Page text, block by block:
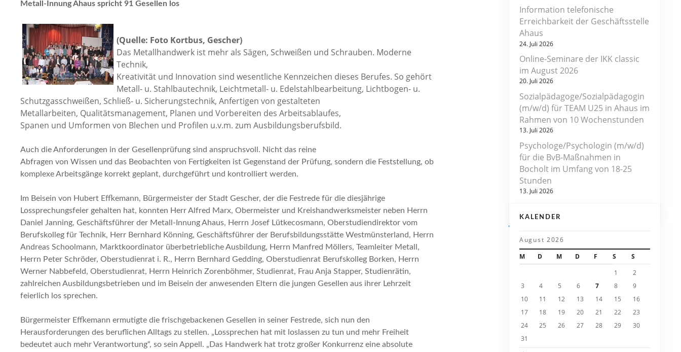
Metall-Innung Ahaus spricht 91 Gesellen los
(Quelle: Foto Kortbus, Gescher)
Das Metallhandwerk ist mehr als Sägen, Schweißen und Schrauben. Moderne
Technik,
Kreativität und Innovation sind wesentliche Kennzeichen dieses Berufes. So gehört
Metall- u. Stahlbautechnik, Leichtmetall- u. Edelstahlbearbeitung, Lichtbogen- u.
Schutzgasschweißen, Schließ- u. Sicherungstechnik, Anfertigen von gestalteten
Metallarbeiten, Qualitätsmanagement, Planen und Vorbereiten des Arbeitsablaufes,
Spanen und Umformen von Blechen und Profilen u.v.m. zum Ausbildungsberufsbild.
Auch die Anforderungen in der Gesellenprüfung sind anspruchsvoll. Nicht das reine
Abfragen von Wissen und das Beobachten von Fertigkeiten ist Gegenstand der Prüfung, sondern die Feststellung, ob
komplexe Arbeitsgänge korrekt geplant, durchgeführt und kontrolliert werden.
Im Beisein von Hubert Effkemann, Bürgermeister der Stadt Gescher, der die Festrede für die diesjährige
Lossprechungsfeier gehalten hat, konnten Herr Alfred Marx, Obermeister und Kreishandwerksmeister neben Herrn
Daniel Janning, Geschäftsführer der Metall-Innung Ahaus, Herrn Josef Lütkecosmann, Oberstudiendirektor vom
Berufskolleg für Technik, Herr Bernhard Könning, Geschäftsführer der Berufsbildungsstätte Westmünsterland, Herrn
Andreas Schoolmann, Marktkoordinator überbetriebliche Ausbildung, Herrn Manfred Möllers, Teamleiter Metall,
Herrn Peter Schröder, Oberstudienrat i. R., Herrn Bernhard Gedding, Oberstudienrat Berufskolleg Borken, Herrn
Werner Nabbefeld, Oberstudienrat, Herrn Heinrich Zorenböhmer, Studienrat, Frau Anja Stapper, Studienrätin,
zahlreichen Ausbildungsbetrieben und im Beisein der anwesenden Eltern die jungen Gesellen aus ihrer Lehrzeit
feierlich los sprechen.
Bürgermeister Effkemann ermutigte die frischgebackenen Gesellen in seiner Festrede, sich nun den
Herausforderungen des beruflichen Alltags zu stellen. „Lossprechen hat mit loslassen zu tun und mehr Freiheit
bedeutet auch mehr Verantwortung“, so sein Appell. „Das Handwerk hat trotz großer Konkurrenz eine absolute
Information telefonische
Erreichbarkeit der Geschäftsstelle
Ahaus
24. Juli 2026
Online-Seminare der IKK classic
im August 2026
20. Juli 2026
Sozialpädagoge/Sozialpädagogin
(m/w/d) für TEAM U25 in Ahaus im
Rahmen von 10 Wochenstunden
13. Juli 2026
Psychologe/Psychologin (m/w/d)
für die BvB-Maßnahmen in
Bocholt im Umfang von 18-25
Stunden
13. Juli 2026
KALENDER
August 2026
M
D M D F S
S
1
2
3
4 5 6 7 8
9
10
11 12 13 14 15
16
17
18 19 20 21 22
23
24
25 26 27 28 29
30
31